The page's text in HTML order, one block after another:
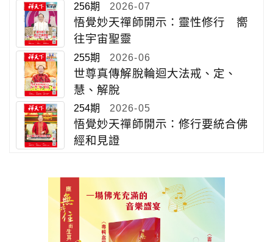
256期 2026-07
悟覺妙天禪師開示：靈性修行 嚮
往宇宙聖靈
255期 2026-06
世尊真傳解脫輪迴大法戒、定、
慧、解脫
254期 2026-05
悟覺妙天禪師開示：修行要統合佛
經和見證